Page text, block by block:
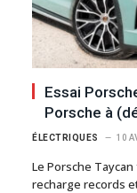
Essai
Porsche à
ÉLECTRIQUES 10
Le Porsche
recharge records